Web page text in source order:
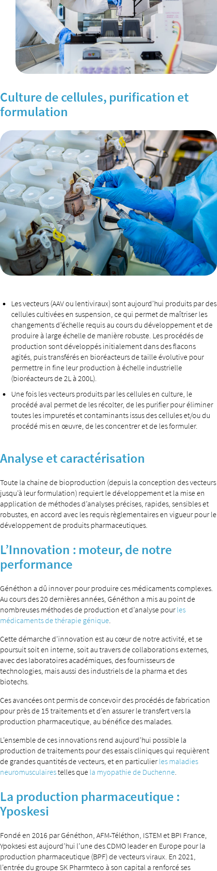
Culture de cellules, purification et
formulation
Les vecteurs (AAV ou lentiviraux) sont aujourd’hui produits par des
cellules cultivées en suspension, ce qui permet de maîtriser les
changements d’échelle requis au cours du développement et de
produire à large échelle de manière robuste. Les procédés de
production sont développés initialement dans des flacons
agités, puis transférés en bioréacteurs de taille évolutive pour
permettre in fine leur production à échelle industrielle
(bioréacteurs de 2L à 200L).
Une fois les vecteurs produits par les cellules en culture, le
procédé aval permet de les récolter, de les purifier pour éliminer
toutes les impuretés et contaminants issus des cellules et/ou du
procédé mis en œuvre, de les concentrer et de les formuler.
Analyse et caractérisation
Toute la chaine de bioproduction (depuis la conception des vecteurs
jusqu’à leur formulation) requiert le développement et la mise en
application de méthodes d’analyses précises, rapides, sensibles et
robustes, en accord avec les requis règlementaires en vigueur pour le
développement de produits pharmaceutiques.
L’Innovation : moteur, de notre
performance
Généthon a dû innover pour produire ces médicaments complexes.
Au cours des 20 dernières années, Généthon a mis au point de
nombreuses méthodes de production et d’analyse pour les
médicaments de thérapie génique
Cette démarche d’innovation est au cœur de notre activité, et se
poursuit soit en interne, soit au travers de collaborations externes,
avec des laboratoires académiques, des fournisseurs de
technologies, mais aussi des industriels de la pharma et des
biotechs.
Ces avancées ont permis de concevoir des procédés de fabrication
pour près de 15 traitements et d’en assurer le transfert vers la
production pharmaceutique, au bénéfice des malades.
L’ensemble de ces innovations rend aujourd’hui possible la
production de traitements pour des essais cliniques qui requièrent
de grandes quantités de vecteurs, et en particulier les maladies
neuromusculairestelles que la myopathie de Duchenne
La production pharmaceutique :
Yposkesi
Fondé en 2016 par Généthon, AFM-Téléthon, ISTEM et BPI France,
Ypoksesi est aujourd’hui l’une des CDMO leader en Europe pour la
production pharmaceutique (BPF) de vecteurs viraux. En 2021,
l’entrée du groupe SK Pharmteco à son capital a renforcé ses